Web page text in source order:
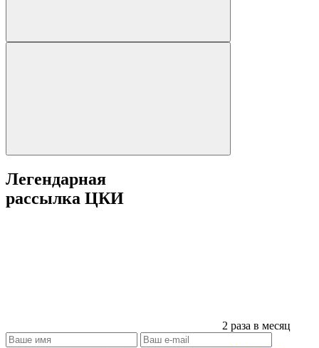
Легендарная
рассылка ЦКИ
2 раза в месяц